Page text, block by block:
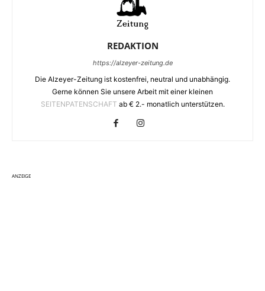
REDAKTION
https://alzeyer-zeitung.de
Die Alzeyer-Zeitung ist kostenfrei, neutral und unabhängig.
Gerne können Sie unsere Arbeit mit einer kleinen
SEITENPATENSCHAFT ab € 2.- monatlich unterstützen.
ANZEIGE